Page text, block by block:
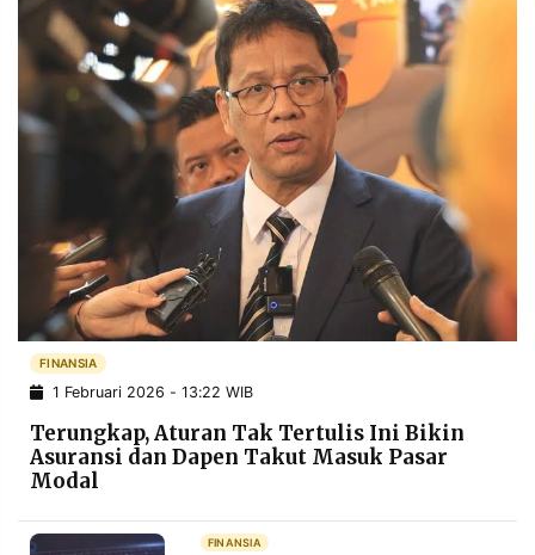
FINANSIA
1 Februari 2026 - 13:22 WIB
Terungkap, Aturan Tak Tertulis Ini Bikin
Asuransi dan Dapen Takut Masuk Pasar
Modal
FINANSIA